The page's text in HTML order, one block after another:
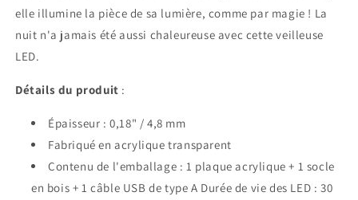
elle illumine la pièce de sa lumière, comme par magie ! La
nuit n'a jamais été aussi chaleureuse avec cette veilleuse
LED.
Détails du produit :
Épaisseur : 0,18" / 4,8 mm
Fabriqué en acrylique transparent
Contenu de l'emballage : 1 plaque acrylique + 1 socle
en bois + 1 câble USB de type A Durée de vie des LED : 30